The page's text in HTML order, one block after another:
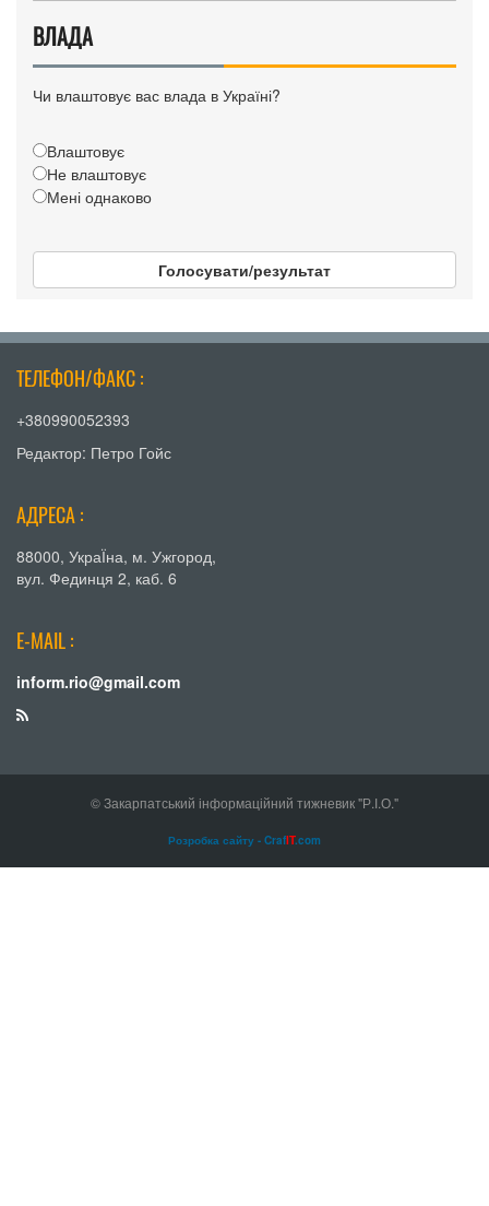
ВЛАДА
Чи влаштовує вас влада в Україні?
Влаштовує
Не влаштовує
Мені однаково
Голосувати/результат
ТЕЛЕФОН/ФАКС :
+380990052393
Редактор: Петро Гойс
АДРЕСА :
88000, УкраЇна, м. Ужгород,
вул. Фединця 2, каб. 6
E-MAIL :
inform.rio@gmail.com
© Закарпатський інформаційний тижневик "Р.І.О."
Розробка сайту - CrafIT.com